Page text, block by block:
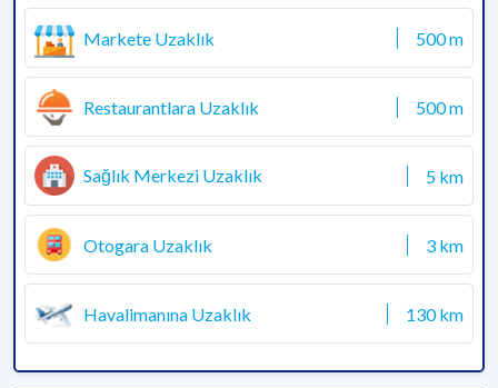
Markete Uzaklık 500 m
Restaurantlara Uzaklık 500 m
Sağlık Merkezi Uzaklık 5 km
Otogara Uzaklık 3 km
Havalimanına Uzaklık 130 km